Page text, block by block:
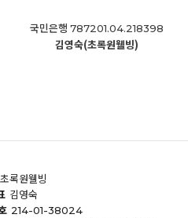
국민은행 787201.04.218398
김영숙(초록원웰빙)
초록원웰빙
김영숙
214-01-38024